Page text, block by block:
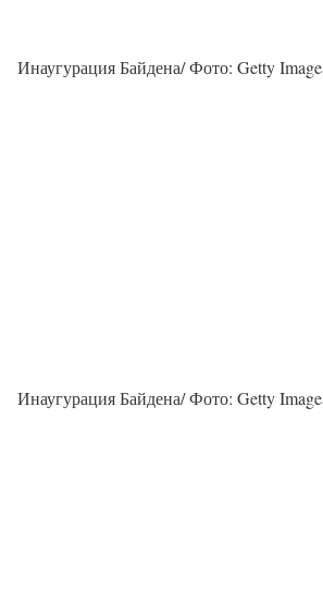
Инаугурация Байдена/ Фото: Getty
Инаугурация Байдена/ Фото: Getty